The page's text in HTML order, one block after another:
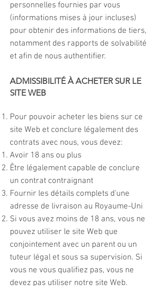
personnelles fournies par vous
(informations mises à jour incluses)
pour obtenir des informations de tiers,
notamment des rapports de solvabilité
et afin de nous authentifier.
ADMISSIBILITÉ À ACHETER SUR LE
SITE WEB
Pour pouvoir acheter les biens sur ce
site Web et conclure légalement des
contrats avec nous, vous devez:
Avoir 18 ans ou plus
Être légalement capable de conclure
un contrat contraignant
Fournir les détails complets d'une
adresse de livraison au Royaume-Uni
Si vous avez moins de 18 ans, vous ne
pouvez utiliser le site Web que
conjointement avec un parent ou un
tuteur légal et sous sa supervision. Si
vous ne vous qualifiez pas, vous ne
devez pas utiliser notre site Web.